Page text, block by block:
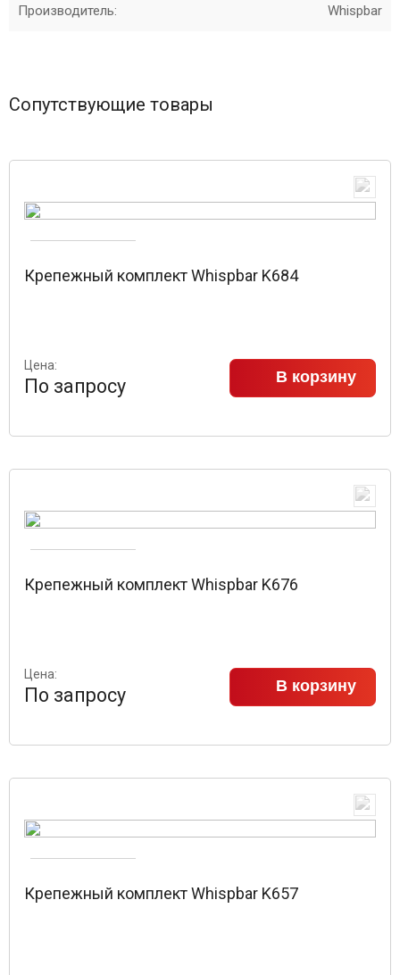
Производитель: Whispbar
Сопутствующие товары
Крепежный комплект Whispbar K684
Цена:
По запросу В корзину
Крепежный комплект Whispbar K676
Цена:
По запросу В корзину
Крепежный комплект Whispbar K657